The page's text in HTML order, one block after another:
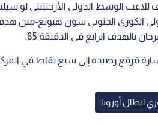
بالهدف الرابع في الدقيقة 85.
فرفع رصيده إلى سبع نقاط في
ابطال أوروبا